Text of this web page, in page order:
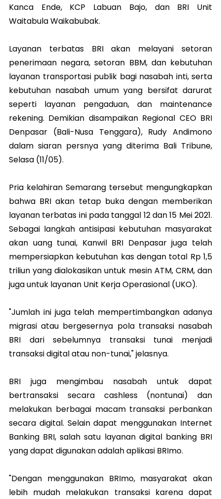
Kanca Ende, KCP Labuan Bajo, dan BRI Unit
Waitabula Waikabubak.
Layanan terbatas BRI akan melayani setoran
penerimaan negara, setoran BBM, dan kebutuhan
layanan transportasi publik bagi nasabah inti, serta
kebutuhan nasabah umum yang bersifat darurat
seperti layanan pengaduan, dan maintenance
rekening. Demikian disampaikan Regional CEO BRI
Denpasar (Bali-Nusa Tenggara), Rudy Andimono
dalam siaran persnya yang diterima Bali Tribune,
Selasa (11/05).
Pria kelahiran Semarang tersebut mengungkapkan
bahwa BRI akan tetap buka dengan memberikan
layanan terbatas ini pada tanggal 12 dan 15 Mei 2021.
Sebagai langkah antisipasi kebutuhan masyarakat
akan uang tunai, Kanwil BRI Denpasar juga telah
mempersiapkan kebutuhan kas dengan total Rp 1,5
triliun yang dialokasikan untuk mesin ATM, CRM, dan
juga untuk layanan Unit Kerja Operasional (UKO).
"Jumlah ini juga telah mempertimbangkan adanya
migrasi atau bergesernya pola transaksi nasabah
BRI dari sebelumnya transaksi tunai menjadi
transaksi digital atau non-tunai," jelasnya.
BRI juga mengimbau nasabah untuk dapat
bertransaksi secara cashless (nontunai) dan
melakukan berbagai macam transaksi perbankan
secara digital. Selain dapat menggunakan Internet
Banking BRI, salah satu layanan digital banking BRI
yang dapat digunakan adalah aplikasi BRImo.
"Dengan menggunakan BRImo, masyarakat akan
lebih mudah melakukan transaksi karena dapat